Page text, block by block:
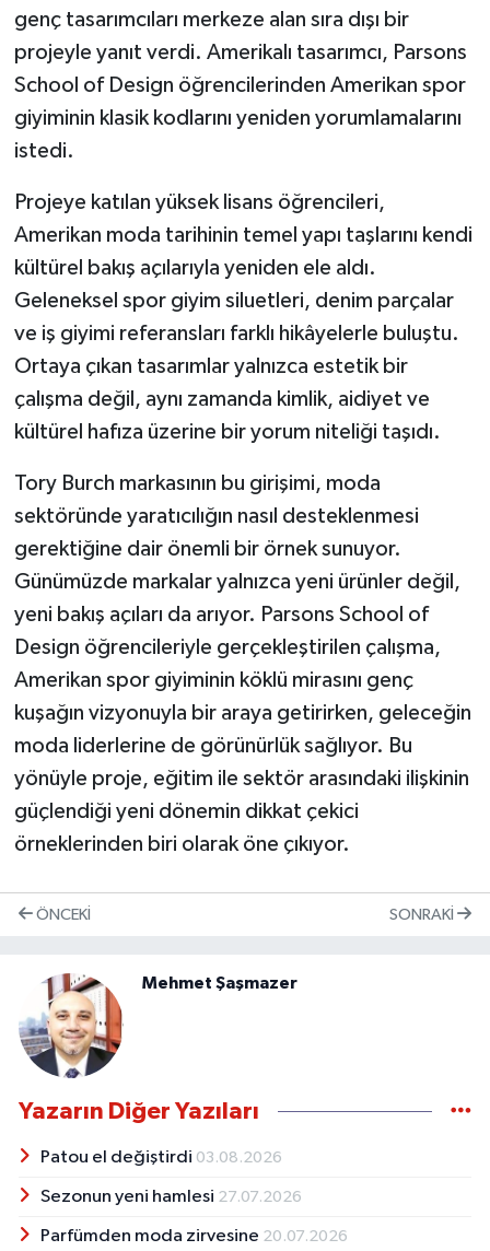
genç tasarımcıları merkeze alan sıra dışı bir
projeyle yanıt verdi. Amerikalı tasarımcı, Parsons
School of Design öğrencilerinden Amerikan spor
giyiminin klasik kodlarını yeniden yorumlamalarını
istedi.
Projeye katılan yüksek lisans öğrencileri,
Amerikan moda tarihinin temel yapı taşlarını kendi
kültürel bakış açılarıyla yeniden ele aldı.
Geleneksel spor giyim siluetleri, denim parçalar
ve iş giyimi referansları farklı hikâyelerle buluştu.
Ortaya çıkan tasarımlar yalnızca estetik bir
çalışma değil, aynı zamanda kimlik, aidiyet ve
kültürel hafıza üzerine bir yorum niteliği taşıdı.
Tory Burch markasının bu girişimi, moda
sektöründe yaratıcılığın nasıl desteklenmesi
gerektiğine dair önemli bir örnek sunuyor.
Günümüzde markalar yalnızca yeni ürünler değil,
yeni bakış açıları da arıyor. Parsons School of
Design öğrencileriyle gerçekleştirilen çalışma,
Amerikan spor giyiminin köklü mirasını genç
kuşağın vizyonuyla bir araya getirirken, geleceğin
moda liderlerine de görünürlük sağlıyor. Bu
yönüyle proje, eğitim ile sektör arasındaki ilişkinin
güçlendiği yeni dönemin dikkat çekici
örneklerinden biri olarak öne çıkıyor.
ÖNCEKI SONRAKI
Mehmet Şaşmazer
Yazarın Diğer Yazıları
Patou el değiştirdi 03.08.2026
Sezonun yeni hamlesi 27.07.2026
Parfümden moda zirvesine 20.07.2026